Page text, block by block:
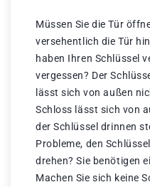
Müssen Sie die Tür
versehentlich die Tür
haben Ihren Schlüssel
vergessen? Der
lässt sich von außen
Schloss lässt sich von
der Schlüssel drinnen
Probleme, den
drehen? Sie benötigen
Machen Sie sich keine